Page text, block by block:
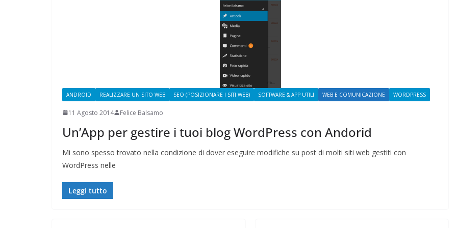
ANDROID REALIZZARE UN SITO WEB SEO (POSIZIONARE I SITI WEB) SOFTWARE & APP UTILI WEB E COMUNICAZIONE WORDPRESS
11 Agosto 2014 Felice Balsamo
Un’App per gestire i tuoi blog WordPress con Andorid
Mi sono spesso trovato nella condizione di dover eseguire modifiche su post di molti siti web gestiti con
WordPress nelle
Leggi tutto
CAMPAGNA
ELETTORALE: 50 DI 50
Felice Balsamo
Rilassarsi e